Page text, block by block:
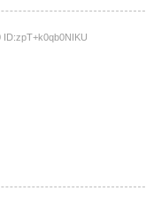
ID:zpT+k0qb0NIKU